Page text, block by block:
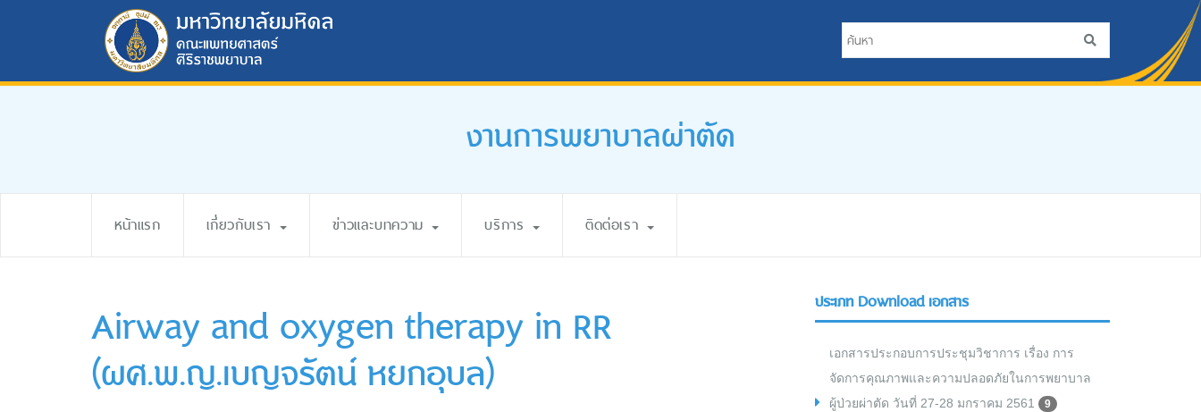
งานการพยาบาลผ่าตัด
หน้าแรก เกี่ยวกับเรา ข่าวและบทความ บริการ ติดต่อเรา
Airway and oxygen therapy in RR
(ผศ.พ.ญ.เบญจรัตน์ หยกอุบล)
ประเภท Download เอกสาร
เอกสารประกอบการประชุมวิชาการ เรื่อง การ
จัดการคุณภาพและความปลอดภัยในการพยาบาล
ผู้ป่วยผ่าตัด วันที่ 27-28 มกราคม 2561
9